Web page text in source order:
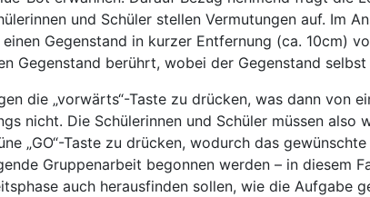
und Schüler stellen Vermutungen auf. Im
Gegenstand in kurzer Entfernung (ca. 10cm)
Gegenstand berührt, wobei der Gegenstand
die „vorwärts“-Taste zu drücken, was dann von
nicht. Die Schülerinnen und Schüler müssen also
„GO“-Taste zu drücken, wodurch das
Gruppenarbeit begonnen werden – in diesem
auch herausfinden sollen, wie die Aufgabe